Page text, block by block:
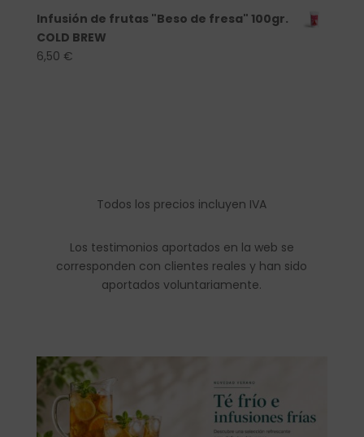
Infusión de frutas "Beso de fresa" 100gr.
COLD BREW
6,50 €
Todos los precios incluyen IVA
Los testimonios aportados en la web se
corresponden con clientes reales y han sido
aportados voluntariamente.